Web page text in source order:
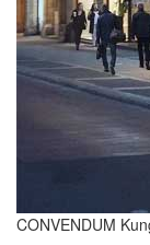
CONVENDUM